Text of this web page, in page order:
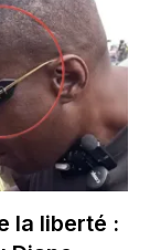
la liberté :